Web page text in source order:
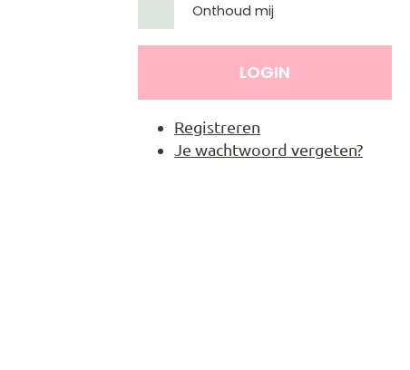
Onthoud mij
LOGIN
Registreren
Je wachtwoord vergeten?